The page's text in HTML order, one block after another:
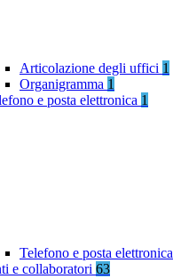
Articolazione degli uffici 1
Organigramma 1
e posta elettronica 1
Telefono e posta elettronica
e collaboratori 63